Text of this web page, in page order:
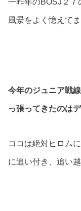
風景をよく憶えてま
今年のジュニア戦
っ張ってきたのは
ココは絶対ヒロム
に追い付き、追い